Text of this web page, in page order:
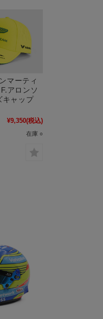
マーティ
アロンソ
キャップ
¥9,350(税込)
在庫 ○